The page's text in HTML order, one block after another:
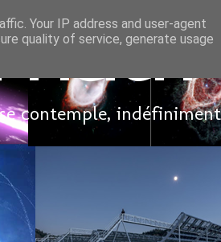
haut
indéfiniment.
Your IP address and user-agent
quality of service, generate usage